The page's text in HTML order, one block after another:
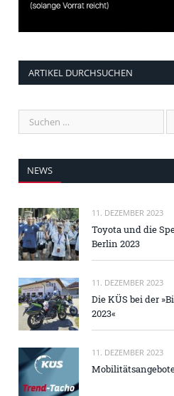
ARTIKEL DURCHSUCHEN
NEWS
11. DEZEMBER 2023
Toyota und die
Berlin 2023
11. DEZEMBER 2023
Die KÜS bei der
2023«
11. DEZEMBER 2023